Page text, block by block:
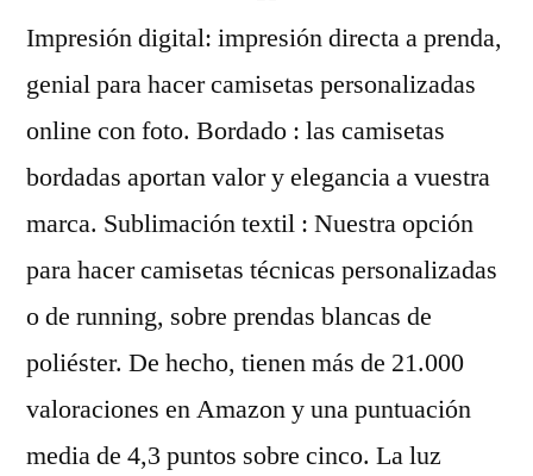
Impresión digital: impresión directa a prenda,
genial para hacer camisetas personalizadas
online con foto. Bordado : las camisetas
bordadas aportan valor y elegancia a vuestra
marca. Sublimación textil : Nuestra opción
para hacer camisetas técnicas personalizadas
o de running, sobre prendas blancas de
poliéster. De hecho, tienen más de 21.000
valoraciones en Amazon y una puntuación
media de 4,3 puntos sobre cinco. La luz